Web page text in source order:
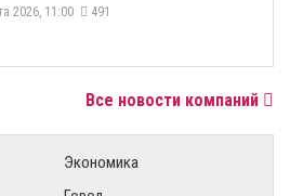
2026, 11:00 491
Все новости компаний
Экономика